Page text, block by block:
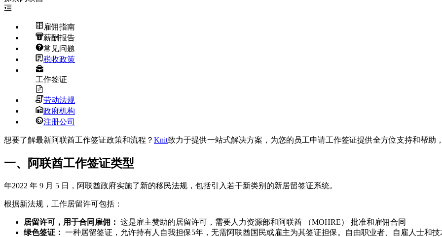
雇佣指南
薪酬报告
常见问题
税收政策
工作签证
劳动法规
政府机构
注册公司
想要了解最新阿联酋工作签证政策和流程？ Knit致力于提供一站式解决方案，为您的员工申请工作签证提供全方位支持和帮助
一、阿联酋工作签证类型
年2022 年 9 月 5 日，阿联酋政府实施了新的移民法规，包括引入若干新类别的新居留签证系统。
根据新法规，工作居留许可包括：
居留许可，用于合同雇佣： 这是雇主赞助的居留许可，需要人力资源部和阿联酋 （MOHRE） 批准和雇佣合同
绿色签证： 一种居留签证，允许持有人自我担保5年，无需阿联酋国民或雇主为其签证担保。自由职业者、自雇人士和